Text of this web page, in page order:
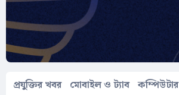
প্রযুক্তির খবর মোবাইল ও ট্যাব কম্পিউটার